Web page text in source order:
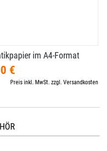
im A4-​Format
€
Preis inkl. MwSt. zzgl. Versandkosten